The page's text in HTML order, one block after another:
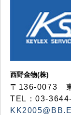
西野金物(株)
〒136-0073
TEL：